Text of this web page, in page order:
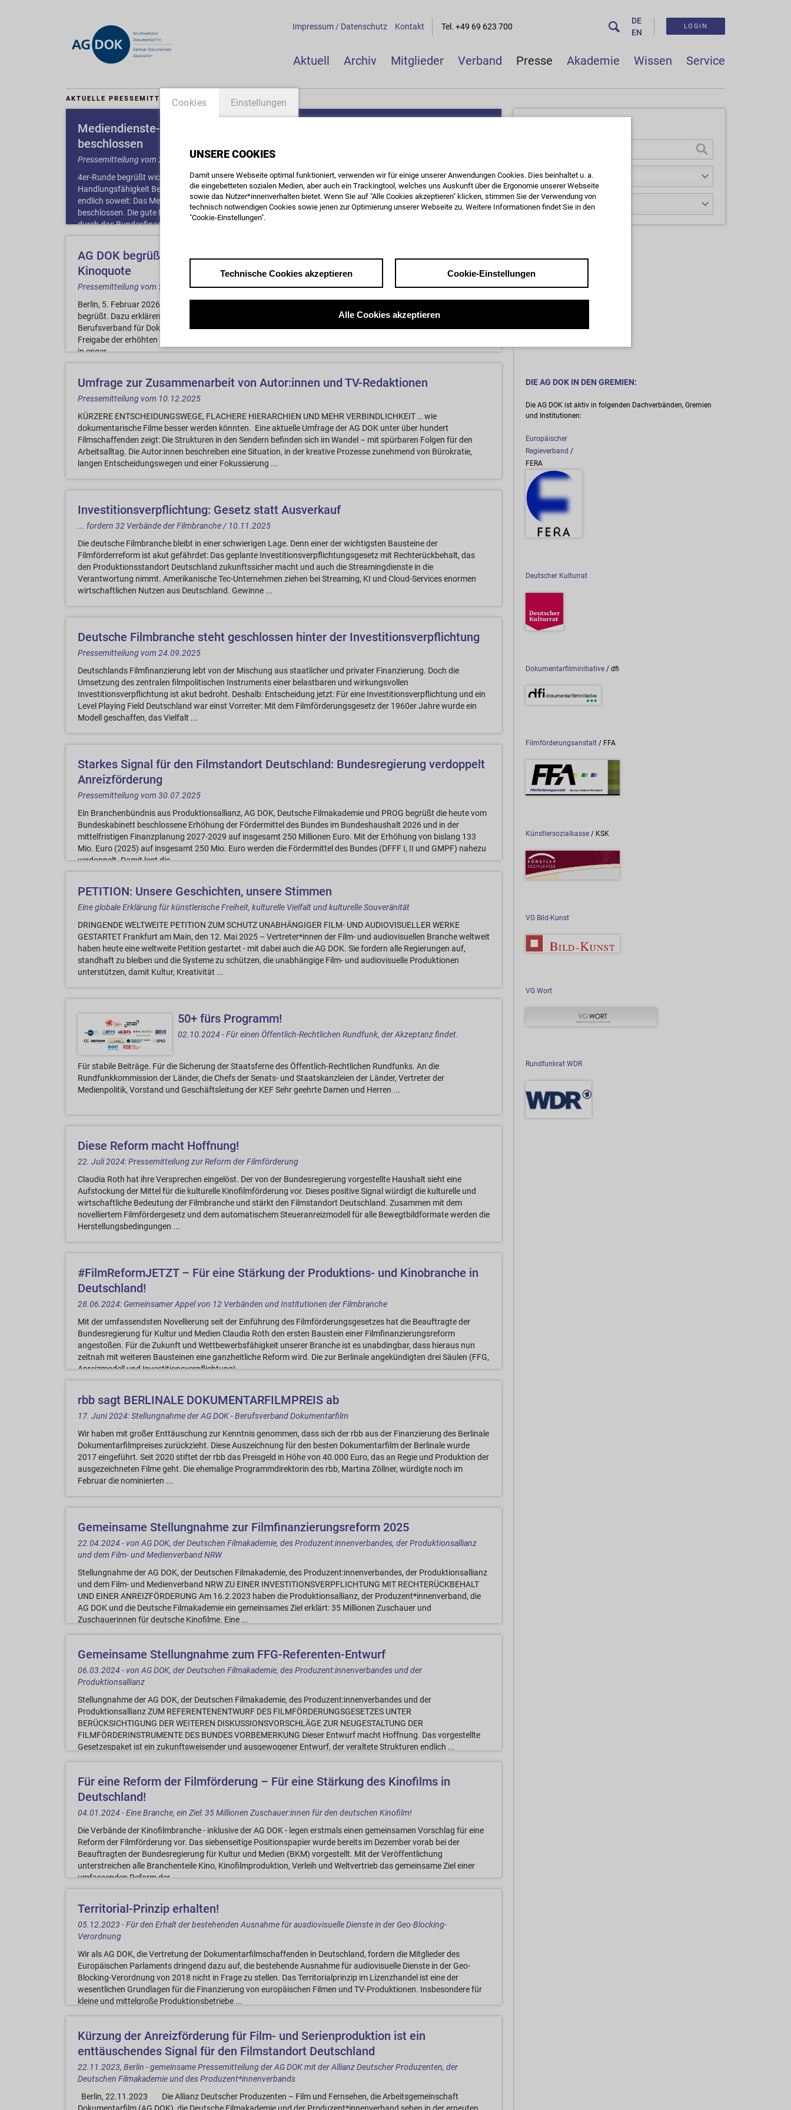
DE
EN
LOGIN
Impressum / Datenschutz Kontakt Tel. +49 69 623 700
Aktuell Archiv Mitglieder Verband Presse Akademie Wissen Service
AKTUELLE PRESSEMITTEILUNGEN
Mediendienste-Investitionsverpflichtungs-Gesetz heute im Bundeskabinett
beschlossen
Pressemitteilung vom 27. Mai 2026
4er-Runde begrüßt wichtigen Schritt und warnt vor Schwächung der ökonomischen und kreativen
Handlungsfähigkeit Berlin, 27. Mai 2026 - Nach vielen Jahren der filmpolitischen Reform-Diskussion ist es nun
endlich soweit: Das Mediendienste-Investitionsverpflichtungsgesetz wurde heute durch das Bundeskabinett
beschlossen. Die gute Nachricht: Damit können endlich auch die insgesamt 250 Millionen Euro zur Filmförderung
durch das Bundesfinanzministerium ...
AG DOK begrüßt die die Investitionsverpflichtung mit Rechterückfall und
Kinoquote
Pressemitteilung vom 5. Feb. 2026
Berlin, 5. Februar 2026 – Die Einigung im Streit um ein Investitionsverpflichtungsgesetz wird von der AG DOK
begrüßt. Dazu erklären David Bernet und Susanne Binninger, Vorstandsvorsitzende der AG DOK, dem
Berufsverband für Dokumentarfilmschaffende: Mit der heutigen Einigung zur Investitionsverpflichtung und der
Freigabe der erhöhten Standortförderung wird die umfassende Reform der Finanzierung des deutschen Films, die
in enger ...
Umfrage zur Zusammenarbeit von Autor:innen und TV-Redaktionen
Pressemitteilung vom 10.12.2025
KÜRZERE ENTSCHEIDUNGSWEGE, FLACHERE HIERARCHIEN UND MEHR VERBINDLICHKEIT … wie
dokumentarische Filme besser werden könnten. Eine aktuelle Umfrage der AG DOK unter über hundert
Filmschaffenden zeigt: Die Strukturen in den Sendern befinden sich im Wandel – mit spürbaren Folgen für den
Arbeitsalltag. Die Autor:innen beschreiben eine Situation, in der kreative Prozesse zunehmend von Bürokratie,
langen Entscheidungswegen und einer Fokussierung ...
Investitionsverpflichtung: Gesetz statt Ausverkauf
... fordern 32 Verbände der Filmbranche / 10.11.2025
Die deutsche Filmbranche bleibt in einer schwierigen Lage. Denn einer der wichtigsten Bausteine der
Filmförderreform ist akut gefährdet: Das geplante Investitionsverpflichtungsgesetz mit Rechterückbehalt, das
den Produktionsstandort Deutschland zukunftssicher macht und auch die Streamingdienste in die
Verantwortung nimmt. Amerikanische Tec-Unternehmen ziehen bei Streaming, KI und Cloud-Services enormen
wirtschaftlichen Nutzen aus Deutschland. Gewinne ...
Deutsche Filmbranche steht geschlossen hinter der Investitionsverpflichtung
Pressemitteilung vom 24.09.2025
Deutschlands Filmfinanzierung lebt von der Mischung aus staatlicher und privater Finanzierung. Doch die
Umsetzung des zentralen filmpolitischen Instruments einer belastbaren und wirkungsvollen
Investitionsverpflichtung ist akut bedroht. Deshalb: Entscheidung jetzt: Für eine Investitionsverpflichtung und ein
Level Playing Field Deutschland war einst Vorreiter: Mit dem Filmförderungsgesetz der 1960er Jahre wurde ein
Modell geschaffen, das Vielfalt ...
Starkes Signal für den Filmstandort Deutschland: Bundesregierung verdoppelt
Anreizförderung
Pressemitteilung vom 30.07.2025
Ein Branchenbündnis aus Produktionsallianz, AG DOK, Deutsche Filmakademie und PROG begrüßt die heute vom
Bundeskabinett beschlossene Erhöhung der Fördermittel des Bundes im Bundeshaushalt 2026 und in der
mittelfristigen Finanzplanung 2027-2029 auf insgesamt 250 Millionen Euro. Mit der Erhöhung von bislang 133
Mio. Euro (2025) auf insgesamt 250 Mio. Euro werden die Fördermittel des Bundes (DFFF I, II und GMPF) nahezu
verdoppelt. Damit legt die ...
PETITION: Unsere Geschichten, unsere Stimmen
Eine globale Erklärung für künstlerische Freiheit, kulturelle Vielfalt und kulturelle Souveränität
DRINGENDE WELTWEITE PETITION ZUM SCHUTZ UNABHÄNGIGER FILM- UND AUDIOVISUELLER WERKE
GESTARTET Frankfurt am Main, den 12. Mai 2025 – Vertreter*innen der Film- und audiovisuellen Branche weltweit
haben heute eine weltweite Petition gestartet - mit dabei auch die AG DOK. Sie fordern alle Regierungen auf,
standhaft zu bleiben und die Systeme zu schützen, die unabhängige Film- und audiovisuelle Produktionen
unterstützen, damit Kultur, Kreativität ...
50+ fürs Programm!
02.10.2024 - Für einen Öffentlich-Rechtlichen Rundfunk, der Akzeptanz findet.
Für stabile Beiträge. Für die Sicherung der Staatsferne des Öffentlich-Rechtlichen Rundfunks. An die
Rundfunkkommission der Länder, die Chefs der Senats- und Staatskanzleien der Länder, Vertreter der
Medienpolitik, Vorstand und Geschäftsleitung der KEF Sehr geehrte Damen und Herren ...
Diese Reform macht Hoffnung!
22. Juli 2024: Pressemitteilung zur Reform der Filmförderung
Claudia Roth hat ihre Versprechen eingelöst. Der von der Bundesregierung vorgestellte Haushalt sieht eine
Aufstockung der Mittel für die kulturelle Kinofilmförderung vor. Dieses positive Signal würdigt die kulturelle und
wirtschaftliche Bedeutung der Filmbranche und stärkt den Filmstandort Deutschland. Zusammen mit dem
novelliertem Filmfördergesetz und dem automatischem Steueranreizmodell für alle Bewegtbildformate werden die
Herstellungsbedingungen ...
#FilmReformJETZT – Für eine Stärkung der Produktions- und Kinobranche in
Deutschland!
28.06.2024: Gemeinsamer Appel von 12 Verbänden und Institutionen der Filmbranche
Mit der umfassendsten Novellierung seit der Einführung des Filmförderungsgesetzes hat die Beauftragte der
Bundesregierung für Kultur und Medien Claudia Roth den ersten Baustein einer Filmfinanzierungsreform
angestoßen. Für die Zukunft und Wettbewerbsfähigkeit unserer Branche ist es unabdingbar, dass hieraus nun
zeitnah mit weiteren Bausteinen eine ganzheitliche Reform wird. Die zur Berlinale angekündigten drei Säulen (FFG,
Anreizmodell und Investitionsverpflichtung) ...
rbb sagt BERLINALE DOKUMENTARFILMPREIS ab
17. Juni 2024: Stellungnahme der AG DOK - Berufsverband Dokumentarfilm
Wir haben mit großer Enttäuschung zur Kenntnis genommen, dass sich der rbb aus der Finanzierung des Berlinale
Dokumentarfilmpreises zurückzieht. Diese Auszeichnung für den besten Dokumentarfilm der Berlinale wurde
2017 eingeführt. Seit 2020 stiftet der rbb das Preisgeld in Höhe von 40.000 Euro, das an Regie und Produktion der
ausgezeichneten Filme geht. Die ehemalige Programmdirektorin des rbb, Martina Zöllner, würdigte noch im
Februar die nominierten ...
Gemeinsame Stellungnahme zur Filmfinanzierungsreform 2025
22.04.2024 - von AG DOK, der Deutschen Filmakademie, des Produzent:innenverbandes, der Produktionsallianz
und dem Film- und Medienverband NRW
Stellungnahme der AG DOK, der Deutschen Filmakademie, des Produzent:innenverbandes, der Produktionsallianz
und dem Film- und Medienverband NRW ZU EINER INVESTITIONSVERPFLICHTUNG MIT RECHTERÜCKBEHALT
UND EINER ANREIZFÖRDERUNG Am 16.2.2023 haben die Produktionsallianz, der Produzent*innenverband, die
AG DOK und die Deutsche Filmakademie ein gemeinsames Ziel erklärt: 35 Millionen Zuschauer und
Zuschauerinnen für deutsche Kinofilme. Eine ...
Gemeinsame Stellungnahme zum FFG-Referenten-Entwurf
06.03.2024 - von AG DOK, der Deutschen Filmakademie, des Produzent:innenverbandes und der
Produktionsallianz
Stellungnahme der AG DOK, der Deutschen Filmakademie, des Produzent:innenverbandes und der
Produktionsallianz ZUM REFERENTENENTWURF DES FILMFÖRDERUNGSGESETZES UNTER
BERÜCKSICHTIGUNG DER WEITEREN DISKUSSIONSVORSCHLÄGE ZUR NEUGESTALTUNG DER
FILMFÖRDERINSTRUMENTE DES BUNDES VORBEMERKUNG Dieser Entwurf macht Hoffnung. Das vorgestellte
Gesetzespaket ist ein zukunftsweisender und ausgewogener Entwurf, der veraltete Strukturen endlich ...
Für eine Reform der Filmförderung – Für eine Stärkung des Kinofilms in
Deutschland!
04.01.2024 - Eine Branche, ein Ziel: 35 Millionen Zuschauer:innen für den deutschen Kinofilm!
Die Verbände der Kinofilmbranche - inklusive der AG DOK - legen erstmals einen gemeinsamen Vorschlag für eine
Reform der Filmförderung vor. Das siebenseitige Positionspapier wurde bereits im Dezember vorab bei der
Beauftragten der Bundesregierung für Kultur und Medien (BKM) vorgestellt. Mit der Veröffentlichung
unterstreichen alle Branchenteile Kino, Kinofilmproduktion, Verleih und Weltvertrieb das gemeinsame Ziel einer
umfassenden Reform der ...
Territorial-Prinzip erhalten!
05.12.2023 - Für den Erhalt der bestehenden Ausnahme für ausdiovisuelle Dienste in der Geo-Blocking-
Verordnung
Wir als AG DOK, die Vertretung der Dokumentarfilmschaffenden in Deutschland, fordern die Mitglieder des
Europäischen Parlaments dringend dazu auf, die bestehende Ausnahme für audiovisuelle Dienste in der Geo-
Blocking-Verordnung von 2018 nicht in Frage zu stellen. Das Territorialprinzip im Lizenzhandel ist eine der
wesentlichen Grundlagen für die Finanzierung von europäischen Filmen und TV-Produktionen. Insbesondere für
kleine und mittelgroße Produktionsbetriebe ...
Kürzung der Anreizförderung für Film- und Serienproduktion ist ein
enttäuschendes Signal für den Filmstandort Deutschland
22.11.2023, Berlin - gemeinsame Pressemitteilung der AG DOK mit der Allianz Deutscher Produzenten, der
Deutschen Filmakademie und des Produzent*innenverbands
Berlin, 22.11.2023 Die Allianz Deutscher Produzenten – Film und Fernsehen, die Arbeitsgemeinschaft
AG Dokumentarfilm e.V.
E-Mail:presse@agdok.de
DIE AG DOK IN DEN GREMIEN:
Die AG DOK ist aktiv in folgenden Dachverbänden, Gremien
und Institutionen:
Europäischer
Regieverband /
FERA
Deutscher Kulturrat
Dokumentarfilminitiative / dfi
Filmförderungsanstalt / FFA
Künstlersozialkasse / KSK
VG Bild-Kunst
VG Wort
Rundfunkrat WDR
Cookies Einstellungen
UNSERE COOKIES
Damit unsere Webseite optimal funktioniert, verwenden wir für einige unserer Anwendungen Cookies. Dies beinhaltet u. a.
die eingebetteten sozialen Medien, aber auch ein Trackingtool, welches uns Auskunft über die Ergonomie unserer Webseite
sowie das Nutzer*innenverhalten bietet. Wenn Sie auf "Alle Cookies akzeptieren" klicken, stimmen Sie der Verwendung von
technisch notwendigen Cookies sowie jenen zur Optimierung unserer Webseite zu. Weitere Informationen findet Sie in den
"Cookie-Einstellungen".
Technische Cookies akzeptieren Cookie-Einstellungen
Alle Cookies akzeptieren